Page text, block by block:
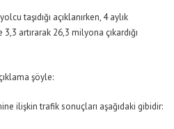
taşıdığı açıklanırken, 4 aylık
artırarak 26,3 milyona çıkardığı
şöyle:
ilişkin trafik sonuçları aşağıdaki gibidir: